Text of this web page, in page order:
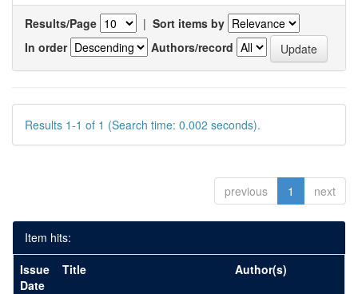
Results/Page | Sort items by
In order
Authors/record
Results 1-1 of 1 (Search time: 0.002 seconds).
previous 1 next
Item hits:
Issue
Date
Title Author(s)